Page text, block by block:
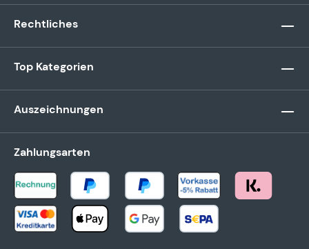
Rechtliches
Top Kategorien
Auszeichnungen
Zahlungsarten